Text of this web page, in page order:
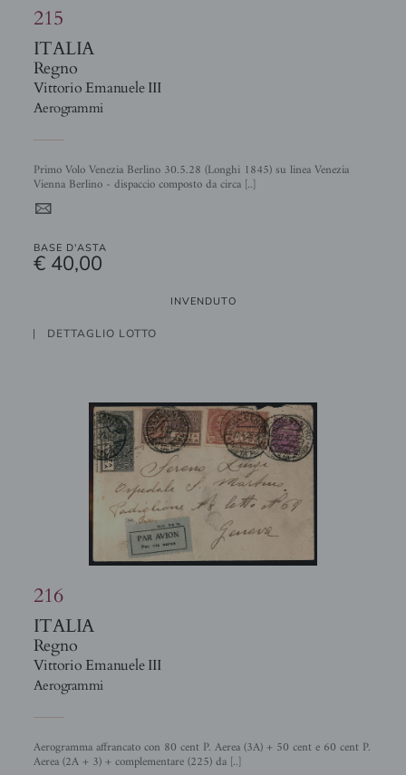
215
ITALIA
Regno
Vittorio Emanuele III
Aerogrammi
Primo Volo Venezia Berlino 30.5.28 (Longhi 1845) su linea Venezia
Vienna Berlino - dispaccio composto da circa [..]
4
BASE D'ASTA
€ 40,00
INVENDUTO
DETTAGLIO LOTTO
216
ITALIA
Regno
Vittorio Emanuele III
Aerogrammi
Aerogramma affrancato con 80 cent P. Aerea (3A) + 50 cent e 60 cent P.
Aerea (2A + 3) + complementare (225) da [..]